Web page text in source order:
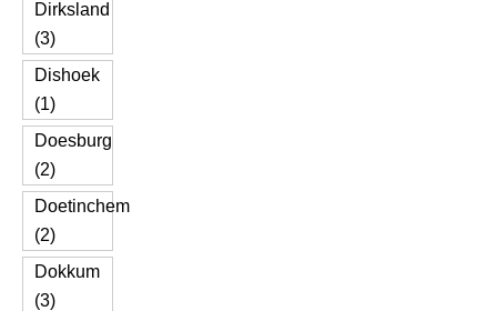
Dirksland
(3)
Dishoek
(1)
Doesburg
(2)
Doetinchem
(2)
Dokkum
(3)